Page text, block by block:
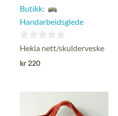
Butikk:
Handarbeidsglede
0
ut
Hekla nett/skulderveske
kr 220